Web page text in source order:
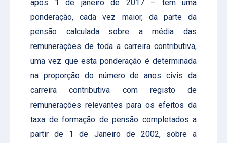
após 1 de janeiro de 2017 – tem uma
ponderação, cada vez maior, da parte da
pensão calculada sobre a média das
remunerações de toda a carreira contributiva,
uma vez que esta ponderação é determinada
na proporção do número de anos civis da
carreira contributiva com registo de
remunerações relevantes para os efeitos da
taxa de formação de pensão completados a
partir de 1 de Janeiro de 2002, sobre a